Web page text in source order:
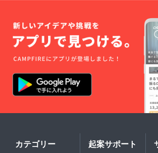
カテゴリー 起案サポート